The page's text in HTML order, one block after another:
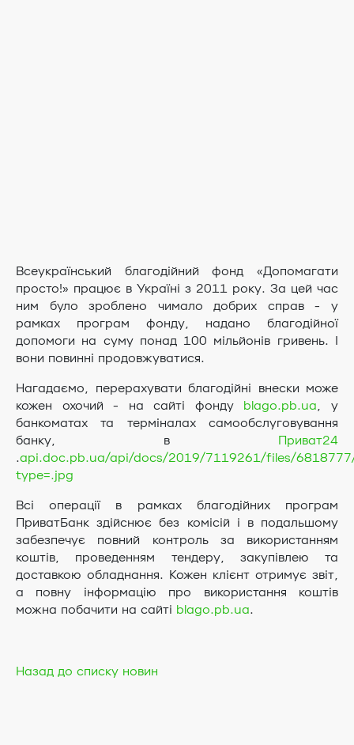
Всеукраїнський благодійний фонд «Допомагати
просто!» працює в Україні з 2011 року. За цей час
ним було зроблено чимало добрих справ - у
рамках програм фонду, надано благодійної
допомоги на суму понад 100 мільйонів гривень. І
вони повинні продовжуватися.
Нагадаємо, перерахувати благодійні внески може
кожен охочий - на сайті фонду blago.pb.ua, у
банкоматах та терміналах самообслуговування
банку, в Приват24
.api.doc.pb.ua/api/docs/2019/7119261/files/
type=.jpg
Всі операції в рамках благодійних програм
ПриватБанк здійснює без комісій і в подальшому
забезпечує повний контроль за використанням
коштів, проведенням тендеру, закупівлею та
доставкою обладнання. Кожен клієнт отримує звіт,
а повну інформацію про використання коштів
можна побачити на сайті blago.pb.ua.
Назад до списку новин